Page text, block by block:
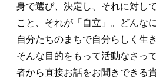
身で選び、決定し、それに対し
こと、それが「自立」。どんな
自分たちのまちで自分らしく生き
そんな目的をもって活動なさっ
者から直接お話をお聞きできる